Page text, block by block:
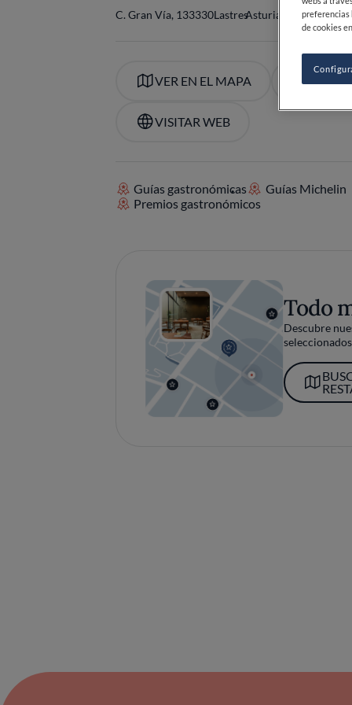
C. Gran Vía, 133330LastresAsturias España
VER EN EL MAPA +34
VISITAR WEB
Guías gastronómicas
Guías Michelin
Premios gastronómicos
Todo
Descubre
preferencias
de cookies